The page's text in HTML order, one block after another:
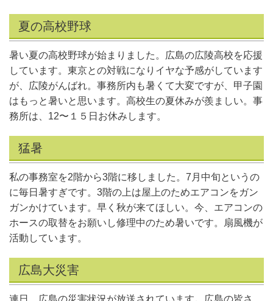
夏の高校野球
暑い夏の高校野球が始まりました。広島の広陵高校を応援
しています。東京との対戦になりイヤな予感がしています
が、広陵がんばれ。事務所内も暑くて大変ですが、甲子園
はもっと暑いと思います。高校生の夏休みが羨ましい。事
務所は、12〜１５日お休みします。
猛暑
私の事務室を2階から3階に移しました。7月中旬というの
に毎日暑すぎです。3階の上は屋上のためエアコンをガン
ガンかけています。早く秋が来てほしい。今、エアコンの
ホースの取替をお願いし修理中のため暑いです。扇風機が
活動しています。
広島大災害
連日、広島の災害状況が放送されています。広島の皆さ